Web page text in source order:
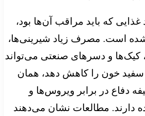
غذایی که باید مراقب آن‌ها بود،
است. مصرف زیاد شیرینی‌ها،
کیک‌ها و دسرهای صنعتی می‌تواند
سفید خون را کاهش دهد، همان
دفاع در برابر ویروس‌ها و
دارند. مطالعات نشان می‌دهند